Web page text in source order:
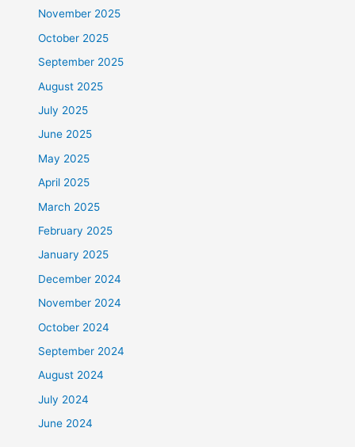
November 2025
October 2025
September 2025
August 2025
July 2025
June 2025
May 2025
April 2025
March 2025
February 2025
January 2025
December 2024
November 2024
October 2024
September 2024
August 2024
July 2024
June 2024